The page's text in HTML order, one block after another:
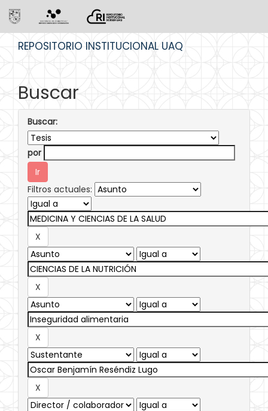
REPOSITORIO INSTITUCIONAL UAQ
Buscar
Buscar:
por
Filtros actuales: